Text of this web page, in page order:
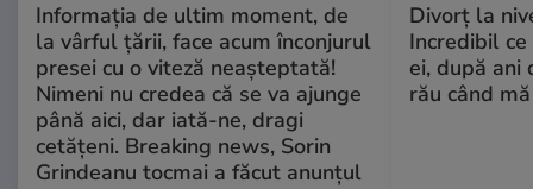
Informația de ultim moment, de
la vârful țării, face acum înconjurul
presei cu o viteză neașteptată!
Nimeni nu credea că se va ajunge
până aici, dar iată-ne, dragi
cetățeni. Breaking news, Sorin
Grindeanu tocmai a făcut anunțul
Divorț la
Incredibil
ei, după ani
rău când